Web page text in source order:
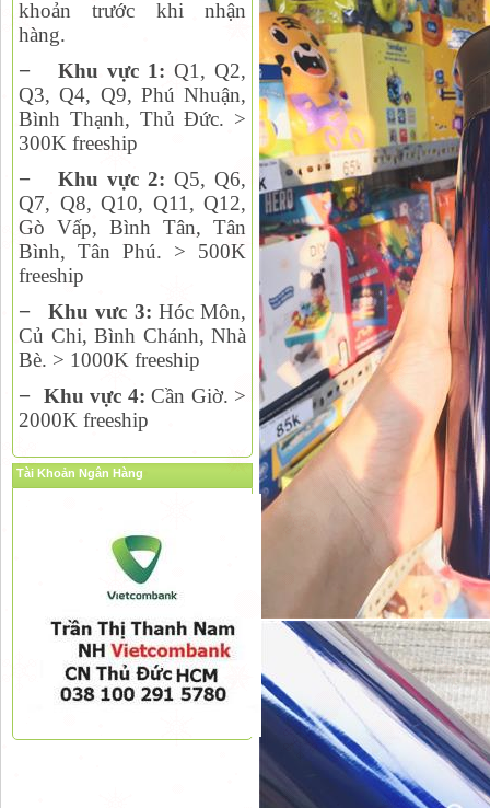
khoản trước khi nhận
hàng.
−
Khu vực 1: Q1, Q2,
Q3, Q4, Q9, Phú Nhuận,
Bình Thạnh, Thủ Đức. >
300K freeship
−
Khu vực 2: Q5, Q6,
Q7, Q8, Q10, Q11, Q12,
Gò Vấp, Bình Tân, Tân
Bình, Tân Phú. > 500K
freeship
−
Khu vưc 3: Hóc Môn,
Củ Chi, Bình Chánh, Nhà
Bè. > 1000K freeship
− Khu vực 4:Cần Giờ. >
2000K freeship
Tài Khoản Ngân Hàng